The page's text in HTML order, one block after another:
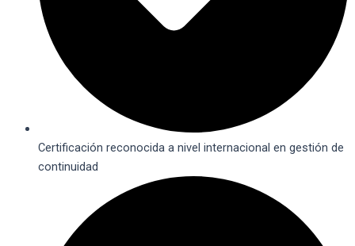
Certificación reconocida a nivel internacional en gestión de
continuidad